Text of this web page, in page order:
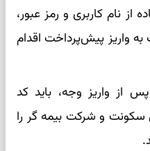
از نام کاربری و رمز عبور،
واریز پیش‌پرداخت اقدام
از واریز وجه، باید کد
سکونت و شرکت بیمه گر را